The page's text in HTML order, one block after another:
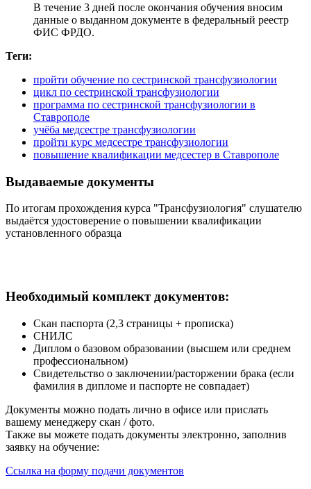
В течение 3 дней после окончания обучения вносим
данные о выданном документе в федеральный реестр
ФИС ФРДО.
Теги:
пройти обучение по сестринской трансфузиологии
цикл по сестринской трансфузиологии
программа по сестринской трансфузиологии в
Ставрополе
учёба медсестре трансфузиологии
пройти курс медсестре трансфузиологии
повышение квалификации медсестер в Ставрополе
Выдаваемые документы
По итогам прохождения курса "Трансфузиология" слушателю
выдаётся удостоверение о повышении квалификации
установленного образца
Необходимый комплект документов:
Скан паспорта (2,3 страницы + прописка)
СНИЛС
Диплом о базовом образовании (высшем или среднем
профессиональном)
Свидетельство о заключении/расторжении брака (если
фамилия в дипломе и паспорте не совпадает)
Документы можно подать лично в офисе или прислать
вашему менеджеру скан / фото.
Также вы можете подать документы электронно, заполнив
заявку на обучение:
Ссылка на форму подачи документов